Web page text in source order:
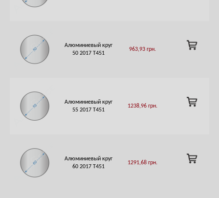
Алюминиевый круг
50 2017 T451
963,93 грн.
ADD
TO
Алюминиевый круг
55 2017 T451
1238,96 грн.
ADD
TO
Алюминиевый круг
60 2017 T451
1291,68 грн.
ADD
TO